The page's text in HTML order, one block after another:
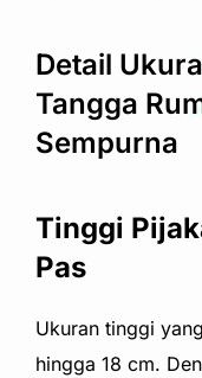
Detail
Tangga
Sempurna
Tinggi
Pas
Ukuran tinggi
hingga 18 cm.